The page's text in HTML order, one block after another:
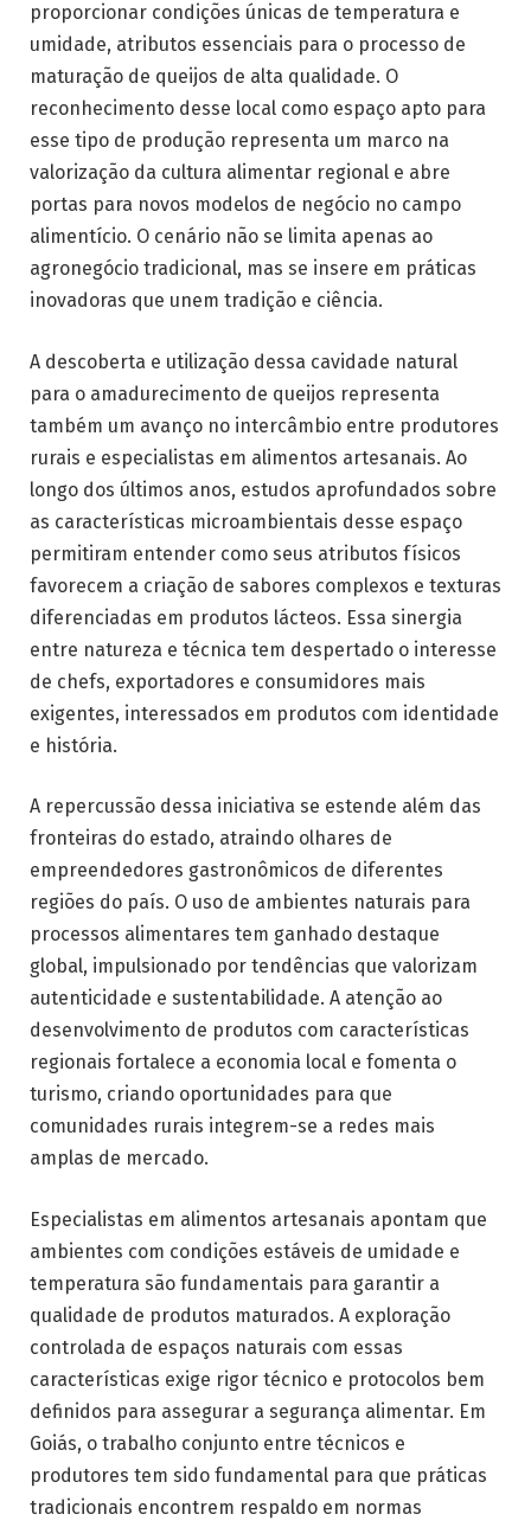
proporcionar condições únicas de temperatura e
umidade, atributos essenciais para o processo de
maturação de queijos de alta qualidade. O
reconhecimento desse local como espaço apto para
esse tipo de produção representa um marco na
valorização da cultura alimentar regional e abre
portas para novos modelos de negócio no campo
alimentício. O cenário não se limita apenas ao
agronegócio tradicional, mas se insere em práticas
inovadoras que unem tradição e ciência.
A descoberta e utilização dessa cavidade natural
para o amadurecimento de queijos representa
também um avanço no intercâmbio entre produtores
rurais e especialistas em alimentos artesanais. Ao
longo dos últimos anos, estudos aprofundados sobre
as características microambientais desse espaço
permitiram entender como seus atributos físicos
favorecem a criação de sabores complexos e texturas
diferenciadas em produtos lácteos. Essa sinergia
entre natureza e técnica tem despertado o interesse
de chefs, exportadores e consumidores mais
exigentes, interessados em produtos com identidade
e história.
A repercussão dessa iniciativa se estende além das
fronteiras do estado, atraindo olhares de
empreendedores gastronômicos de diferentes
regiões do país. O uso de ambientes naturais para
processos alimentares tem ganhado destaque
global, impulsionado por tendências que valorizam
autenticidade e sustentabilidade. A atenção ao
desenvolvimento de produtos com características
regionais fortalece a economia local e fomenta o
turismo, criando oportunidades para que
comunidades rurais integrem-se a redes mais
amplas de mercado.
Especialistas em alimentos artesanais apontam que
ambientes com condições estáveis de umidade e
temperatura são fundamentais para garantir a
qualidade de produtos maturados. A exploração
controlada de espaços naturais com essas
características exige rigor técnico e protocolos bem
definidos para assegurar a segurança alimentar. Em
Goiás, o trabalho conjunto entre técnicos e
produtores tem sido fundamental para que práticas
tradicionais encontrem respaldo em normas